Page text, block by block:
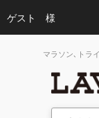
ゲスト 様
マラソン､トラ